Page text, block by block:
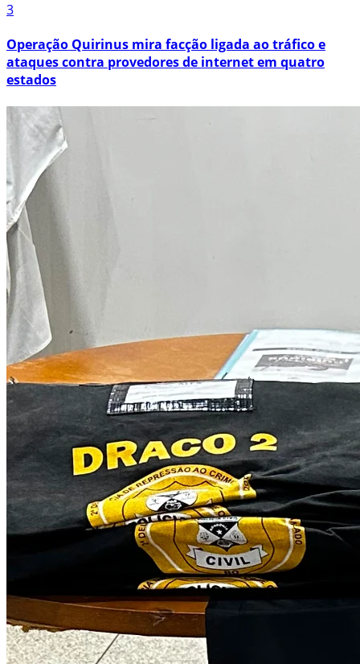
3
Operação Quirinus mira facção ligada ao tráfico e
ataques contra provedores de internet em quatro
estados